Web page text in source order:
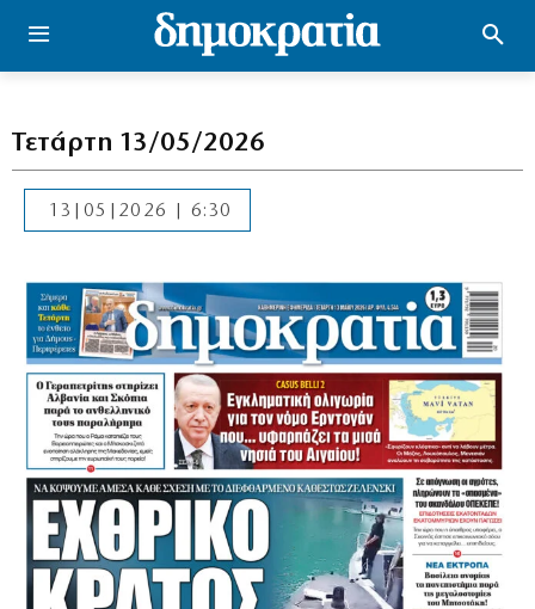
Τετάρτη 13/05/2026
13|05|2026 | 6:30